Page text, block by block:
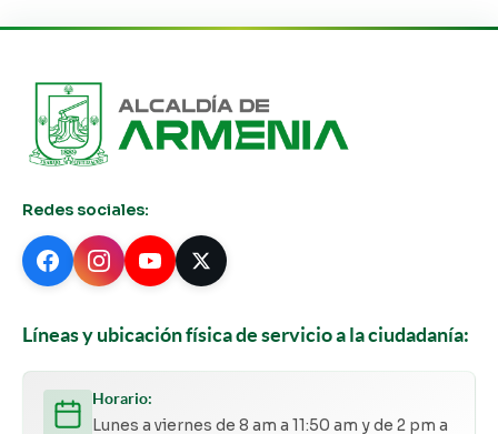
Redes sociales:
Líneas y ubicación física de servicio a la ciudadanía:
Horario:
Lunes a viernes de 8 am a 11:50 am y de 2 pm a